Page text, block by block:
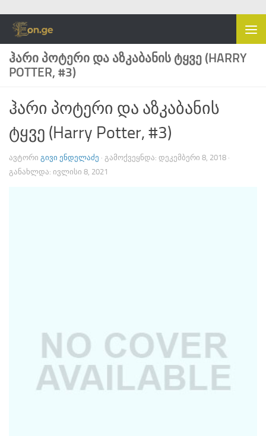
Skip to content
ᲰᲐᲠᲘ ᲞᲝᲢᲔᲠᲘ ᲓᲐ ᲐᲖᲙᲐᲑᲐᲜᲘᲡ ᲢᲧᲕᲔ (HARRY
POTTER, #3)
ჰარი პოტერი და აზკაბანის
ტყვე (Harry Potter, #3)
ᲐᲕᲢᲝᲠᲘ ᲒᲘᲕᲘ ᲔᲜᲓᲔᲚᲐᲫᲔ · ᲒᲐᲛᲝᲥᲕᲔᲧᲜᲓᲐ: ᲓᲔᲙᲔᲛᲑᲔᲠᲘ 8, 2018 ·
ᲒᲐᲜᲐᲮᲚᲓᲐ: ᲘᲕᲚᲘᲡᲘ 8, 2021